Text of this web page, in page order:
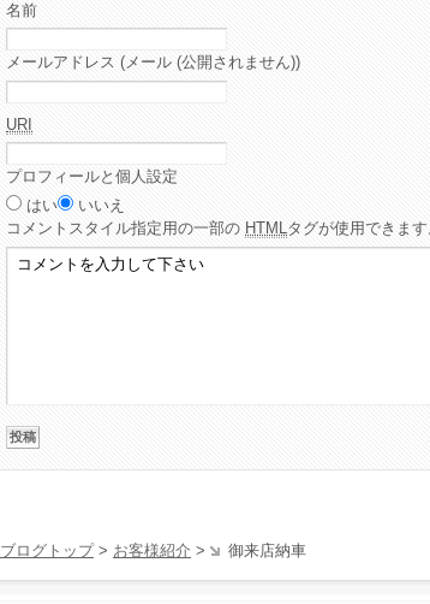
名前
メールアドレス (メール (公開されません))
URI
プロフィールと個人設定
はい
いいえ
コメント スタイル指定用の一部の HTMLタグが使用できます
ブログトップ> お客様紹介 > 御来店納車